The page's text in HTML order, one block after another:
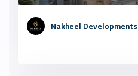
Nakheel Developments